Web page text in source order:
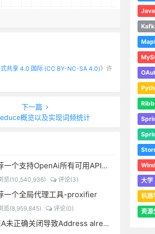
共享 4.0 国际 (CC BY-NC-SA 4.0)》许
下一篇
概览以及实现词频统计
自荐一个支持OpenAi所有可用API的chatgpt-spring-boot-starter
览(10,540,936) 评论(3)
一个全局代理工具-proxifier
览(8,959,845) 评论(0)
IDEA未正确关闭导致Address already in use: bind
大学
机器
资源